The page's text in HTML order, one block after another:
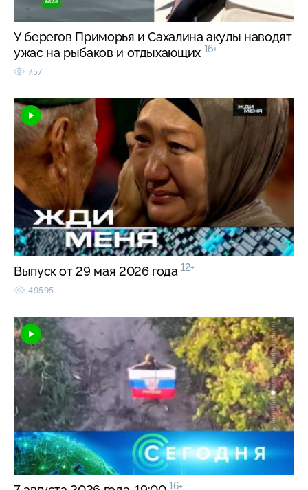
У берегов Приморья и Сахалина акулы наводят
ужас на рыбаков и отдыхающих 16+
757
Выпуск от 29 мая 2026 года 12+
49595
16+